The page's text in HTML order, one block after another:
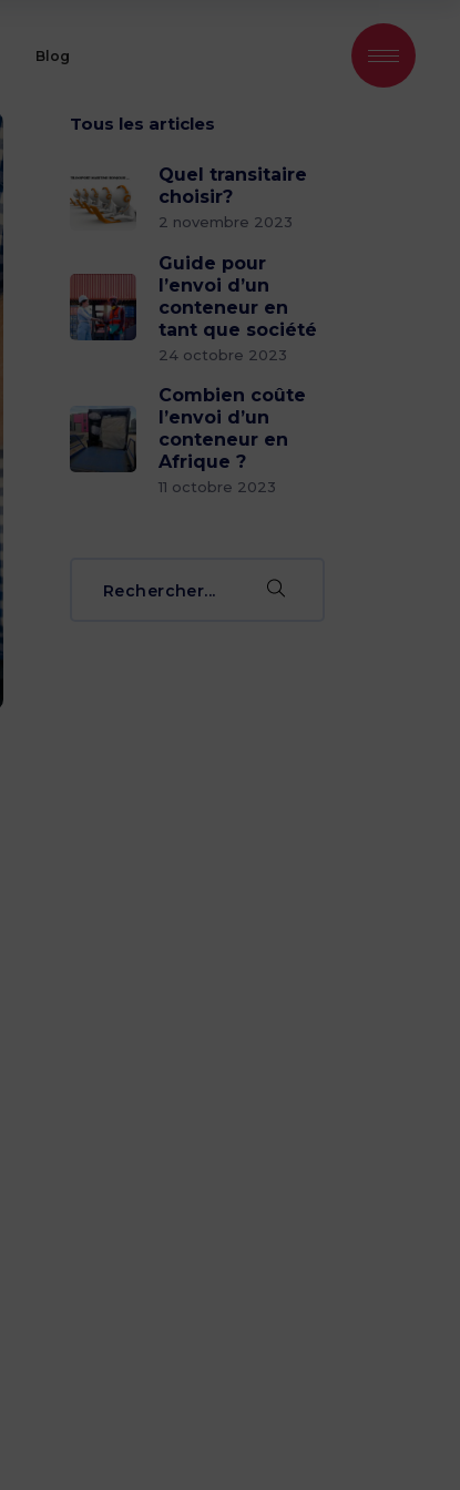
Blog
Tous les articles
Quel transitaire
choisir?
2 novembre 2023
Guide pour
l’envoi d’un
conteneur en
tant que société
24 octobre 2023
Combien coûte
l’envoi d’un
conteneur en
Afrique ?
11 octobre 2023
pour: